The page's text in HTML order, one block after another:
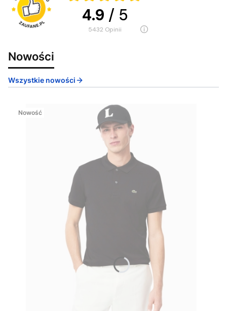
4.9 / 5
5432 opinii
Nowości
Wszystkie nowości
Nowość